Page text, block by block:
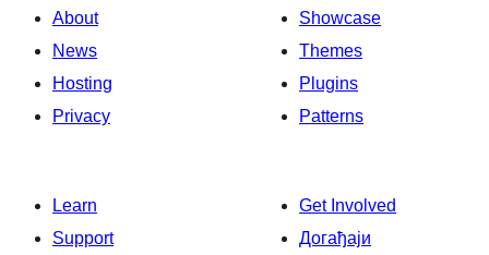
About
News
Hosting
Privacy
Showcase
Themes
Plugins
Patterns
Learn
Support
Get Involved
Догађаји